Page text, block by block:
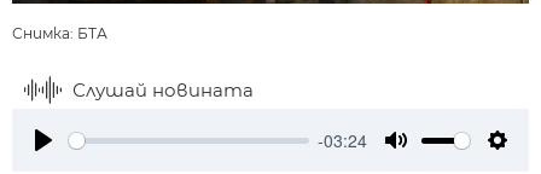
Снимка: БТА
Слушай новината
-03:24